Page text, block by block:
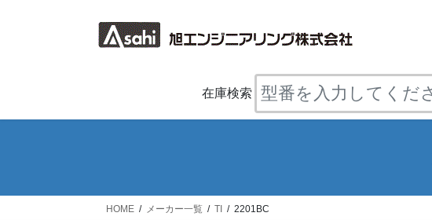
ス
ン
在庫検索
HOME メーカー一覧 TI 2201BC